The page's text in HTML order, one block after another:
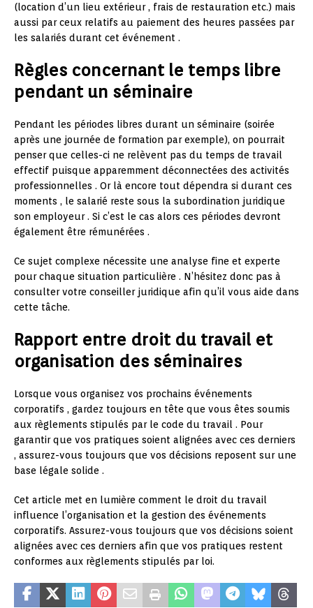
(location d’un lieu extérieur , frais de restauration etc.) mais
aussi par ceux relatifs au paiement des heures passées par
les salariés durant cet événement .
Règles concernant le temps libre
pendant un séminaire
Pendant les périodes libres durant un séminaire (soirée
après une journée de formation par exemple), on pourrait
penser que celles-ci ne relèvent pas du temps de travail
effectif puisque apparemment déconnectées des activités
professionnelles . Or là encore tout dépendra si durant ces
moments , le salarié reste sous la subordination juridique
son employeur . Si c’est le cas alors ces périodes devront
également être rémunérées .
Ce sujet complexe nécessite une analyse fine et experte
pour chaque situation particulière . N’hésitez donc pas à
consulter votre conseiller juridique afin qu’il vous aide dans
cette tâche.
Rapport entre droit du travail et
organisation des séminaires
Lorsque vous organisez vos prochains événements
corporatifs , gardez toujours en tête que vous êtes soumis
aux règlements stipulés par le code du travail . Pour
garantir que vos pratiques soient alignées avec ces derniers
, assurez-vous toujours que vos décisions reposent sur une
base légale solide .
Cet article met en lumière comment le droit du travail
influence l’organisation et la gestion des événements
corporatifs. Assurez-vous toujours que vos décisions soient
alignées avec ces derniers afin que vos pratiques restent
conformes aux règlements stipulés par loi.